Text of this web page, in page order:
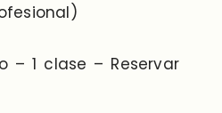
– 1 clase – Reservar